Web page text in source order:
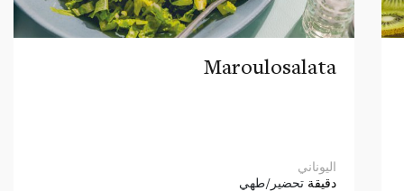
Maroulosalata
اليوناني
دقيقة تحضير/طهي